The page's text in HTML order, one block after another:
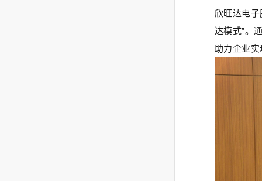
欣旺达电
达模式”。
助力企业